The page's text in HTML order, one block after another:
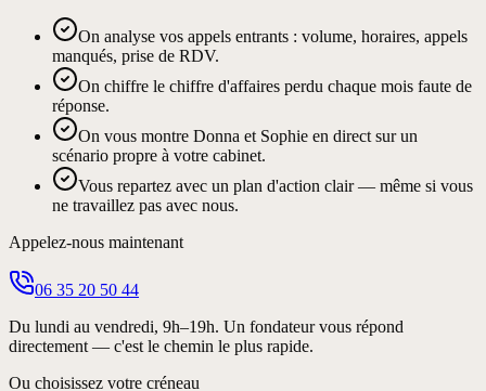
On analyse vos appels entrants : volume, horaires, appels
manqués, prise de RDV.
On chiffre le chiffre d'affaires perdu chaque mois faute de
réponse.
On vous montre Donna et Sophie en direct sur un
scénario propre à votre cabinet.
Vous repartez avec un plan d'action clair — même si vous
ne travaillez pas avec nous.
Appelez-nous maintenant
06 35 20 50 44
Du lundi au vendredi, 9h–19h. Un fondateur vous répond
directement — c'est le chemin le plus rapide.
Ou choisissez votre créneau